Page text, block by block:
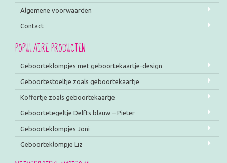
Algemene voorwaarden
Contact
POPULAIRE PRODUCTEN
Geboorteklompjes met geboortekaartje-design
Geboortestoeltje zoals geboortekaartje
Koffertje zoals geboortekaartje
Geboortetegeltje Delfts blauw – Pieter
Geboorteklompjes Joni
Geboorteklompje Liz